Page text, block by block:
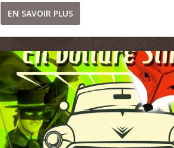
EN SAVOIR PLUS